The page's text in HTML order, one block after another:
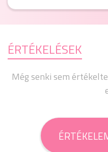
ÉRTÉKELÉSEK
Még senki sem